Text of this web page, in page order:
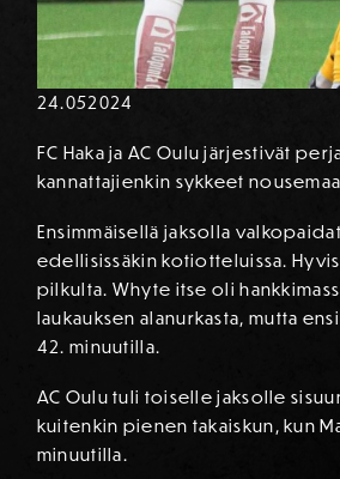
24.052024
FC Haka ja AC Oulu järjestivät
kannattajienkin sykkeet
Ensimmäisellä jaksolla
edellisissäkin kotiotteluissa.
pilkulta. Whyte itse oli
laukauksen alanurkasta, mutta
42. minuutilla.
AC Oulu tuli toiselle jaksolle
kuitenkin pienen takaiskun, kun
minuutilla.